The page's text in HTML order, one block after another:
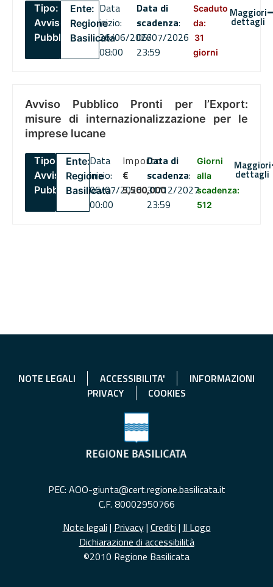
Tipo:
Avviso
Pubblico
Ente:
Regione
Basilicata
Data
inizio:
26/06/2026
08:00
Data di
scadenza:
06/07/2026
23:59
Scaduto
da:
31
giorni
Maggiori
dettagli
Avviso Pubblico Pronti per l’Export:
misure di internazionalizzazione per le
imprese lucane
Tipo:
Avviso
Pubblico
Ente:
Regione
Basilicata
Data
inizio:
06/07/2026
00:00
Importo
€
5,500,000
Data di
scadenza:
31/12/2027
23:59
Giorni
alla
scadenza:
512
Maggiori
dettagli
NOTE LEGALI ACCESSIBILITA'
INFORMAZIONI
PRIVACY
COOKIES
PEC: AOO-giunta@cert.regione.basilicata.it
C.F. 80002950766
Note legali | Privacy| Crediti | Il Logo
Dichiarazione di accessibilità
©2010 Regione Basilicata